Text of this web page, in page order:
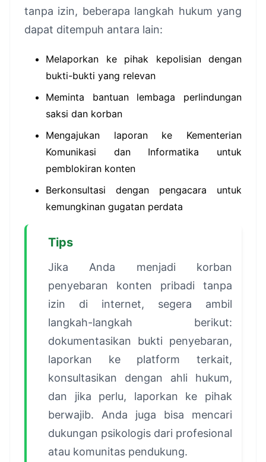
tanpa izin, beberapa langkah hukum yang
dapat ditempuh antara lain:
Melaporkan ke pihak kepolisian dengan
bukti-bukti yang relevan
Meminta bantuan lembaga perlindungan
saksi dan korban
Mengajukan laporan ke Kementerian
Komunikasi dan Informatika untuk
pemblokiran konten
Berkonsultasi dengan pengacara untuk
kemungkinan gugatan perdata
Tips
Jika Anda menjadi korban
penyebaran konten pribadi tanpa
izin di internet, segera ambil
langkah-langkah berikut:
dokumentasikan bukti penyebaran,
laporkan ke platform terkait,
konsultasikan dengan ahli hukum,
dan jika perlu, laporkan ke pihak
berwajib. Anda juga bisa mencari
dukungan psikologis dari profesional
atau komunitas pendukung.